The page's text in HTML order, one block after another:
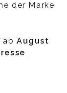
der Marke
ab August